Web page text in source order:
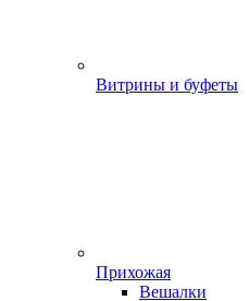
Витрины и буфеты
Прихожая
Вешалки